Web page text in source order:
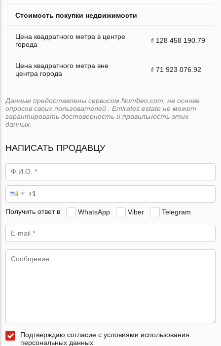
Стоимость покупки недвижимости
Цена квадратного метра в центре
города
₫ 128 458 190.79
Цена квадратного метра вне
центра города
₫ 71 923 076.92
Данные предоставлены сервисом Numbeo.com, на основе
опросов своих пользователей . Emirates.estate не может
гарантировать достоверность и правильность этих
данных.
НАПИСАТЬ ПРОДАВЦУ
Получить ответ в WhatsApp Viber Telegram
Подтверждаю согласие с условиями использования
персональных данных